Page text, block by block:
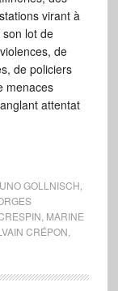
virant à
son lot de
de
de policiers
menaces
attentat
GOLLNISCH
MARINE
CRÉPON